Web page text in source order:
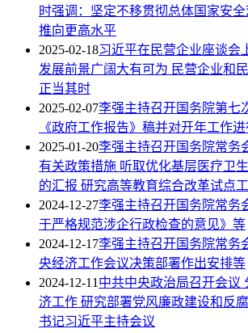
时强调：坚定不移贯彻总体国家安
推向更高水平
2025-02-18习近平在民营企业座谈会
发展前景广阔大有可为 民营企业和
正当其时
2025-02-07李强主持召开国务院第七
《政府工作报告》稿并对开年工作
2025-01-20李强主持召开国务院常务
有关政策措施 听取优化基层医疗卫
的汇报 研究高等教育综合改革试点
2024-12-27李强主持召开国务院常务
于严格规范涉企行政检查的意见》等
2024-12-17李强主持召开国务院常务
央经济工作会议决策部署作出安排等
2024-12-11中共中央政治局召开会议
济工作 研究部署党风廉政建设和反
书记习近平主持会议